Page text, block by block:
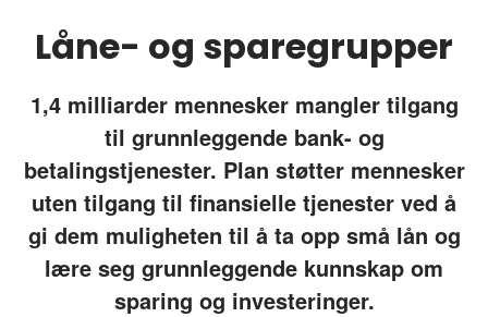
Låne- og sparegrupper
1,4 milliarder mennesker mangler tilgang
til grunnleggende bank- og
betalingstjenester. Plan støtter mennesker
uten tilgang til finansielle tjenester ved å
gi dem muligheten til å ta opp små lån og
lære seg grunnleggende kunnskap om
sparing og investeringer.